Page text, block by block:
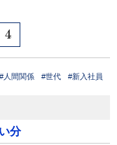
4
#人間関係 #世代 #新入社員
分